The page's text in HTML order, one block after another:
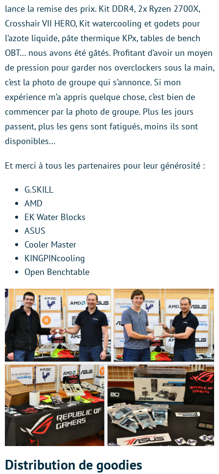
lance la remise des prix. Kit DDR4, 2x Ryzen 2700X,
Crosshair VII HERO, Kit watercooling et godets pour
l’azote liquide, pâte thermique KPx, tables de bench
OBT… nous avons été gâtés. Profitant d’avoir un moyen
de pression pour garder nos overclockers sous la main,
c’est la photo de groupe qui s’annonce. Si mon
expérience m’a appris quelque chose, c’est bien de
commencer par la photo de groupe. Plus les jours
passent, plus les gens sont fatigués, moins ils sont
disponibles…
Et merci à tous les partenaires pour leur générosité :
G.SKILL
AMD
EK Water Blocks
ASUS
Cooler Master
KINGPINcooling
Open Benchtable
Distribution de goodies